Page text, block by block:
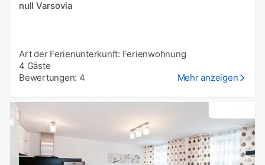
null Varsovia
Art der Ferienunterkunft: Ferienwohnung
4 Gäste
Bewertungen: 4
Mehr anzeigen